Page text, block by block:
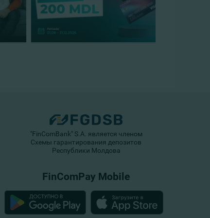
"FinComBank" S.A. является членом
Схемы гарантирования депозитов
Республики Молдова
FinComPay Mobile